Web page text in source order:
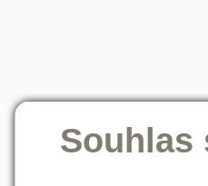
Souhlas